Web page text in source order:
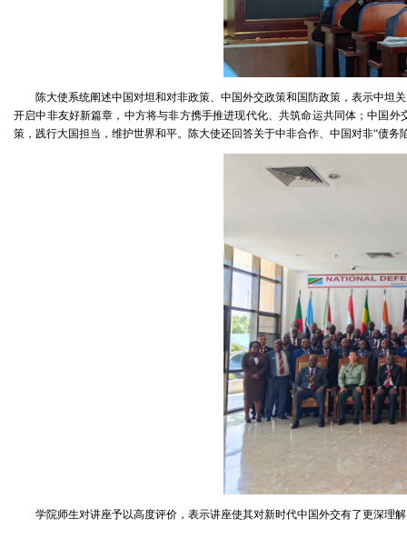
陈大使系统阐述中国对坦和对非政策、中国外交政策和国防政策，表示中坦
开启中非友好新篇章，中方将与非方携手推进现代化、共筑命运共同体；中国
策，践行大国担当，维护世界和平。陈大使还回答关于中非合作、中国对非“债务
学院师生对讲座予以高度评价，表示讲座使其对新时代中国外交有了更深理